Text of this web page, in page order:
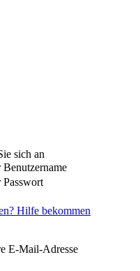
sich an
Benutzername
Passwort
Hilfe bekommen
E-Mail-Adresse